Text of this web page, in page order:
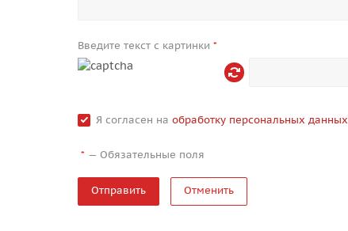
Введите текст с картинки *
Я согласен на обработку персональных данных
* — Обязательные поля
Отменить